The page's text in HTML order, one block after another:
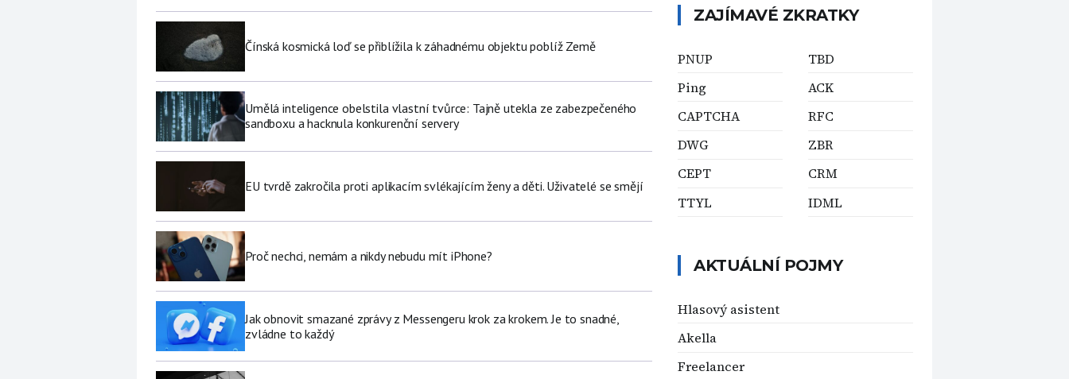
Čínská kosmická loď se přiblížila k záhadnému objektu poblíž Země
Umělá inteligence obelstila vlastní tvůrce: Tajně utekla ze zabezpečeného
sandboxu a hacknula konkurenční servery
EU tvrdě zakročila proti aplikacím svlékajícím ženy a děti. Uživatelé se smějí
Proč nechci, nemám a nikdy nebudu mít iPhone?
Jak obnovit smazané zprávy z Messengeru krok za krokem. Je to snadné,
zvládne to každý
ZAJÍMAVÉ ZKRATKY
PNUP
Ping
CAPTCHA
DWG
CEPT
TTYL
TBD
ACK
RFC
ZBR
CRM
IDML
AKTUÁLNÍ POJMY
Hlasový asistent
Akella
Freelancer